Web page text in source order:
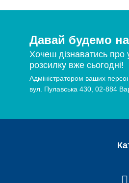
Давай будемо
Хочеш дізнаватись про
розсилку вже сьогодні!
Адміністратором ваших
вул. Пулавська 430, 02-884